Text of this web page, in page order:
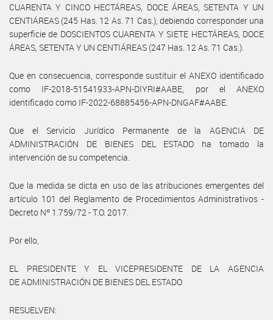
CUARENTA Y CINCO HECTÁREAS, DOCE ÁREAS, SETENTA Y UN
CENTIÁREAS (245 Has. 12 As. 71 Cas.), debiendo corresponder una
superficie de DOSCIENTOS CUARENTA Y SIETE HECTÁREAS, DOCE
ÁREAS, SETENTA Y UN CENTIÁREAS (247 Has. 12 As. 71 Cas.).
Que en consecuencia, corresponde sustituir el ANEXO identificado
como IF-2018-51541933-APN-DIYRI#AABE, por el ANEXO
identificado como IF-2022-68885456-APN-DNGAF#AABE.
Que el Servicio Jurídico Permanente de la AGENCIA DE
ADMINISTRACIÓN DE BIENES DEL ESTADO ha tomado la
intervención de su competencia.
Que la medida se dicta en uso de las atribuciones emergentes del
artículo 101 del Reglamento de Procedimientos Administrativos -
Decreto Nº 1.759/72 - T.O. 2017.
Por ello,
EL PRESIDENTE Y EL VICEPRESIDENTE DE LA AGENCIA
DE ADMINISTRACIÓN DE BIENES DEL ESTADO
RESUELVEN: